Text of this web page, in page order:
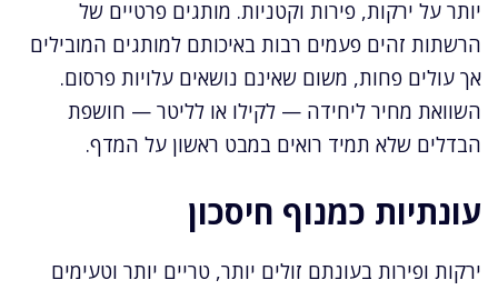
יותר על ירקות, פירות וקטניות. מותגים פרטיים של
הרשתות זהים פעמים רבות באיכותם למותגים המובילים
אך עולים פחות, משום שאינם נושאים עלויות פרסום.
השוואת מחיר ליחידה — לקילו או לליטר — חושפת
הבדלים שלא תמיד רואים במבט ראשון על המדף.
עונתיות כמנוף חיסכון
ירקות ופירות בעונתם זולים יותר, טריים יותר וטעימים